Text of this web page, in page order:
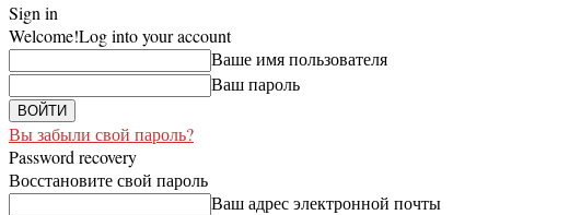
Sign in
Welcome!Log into your account
Ваше имя пользователя
Ваш пароль
Вы забыли свой пароль?
Password recovery
Восстановите свой пароль
Ваш адрес электронной почты